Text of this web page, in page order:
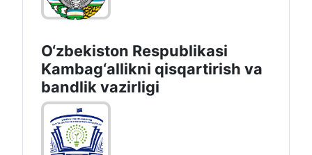
O‘zbekiston Respublikasi
Kambag‘allikni qisqartirish va
bandlik vazirligi